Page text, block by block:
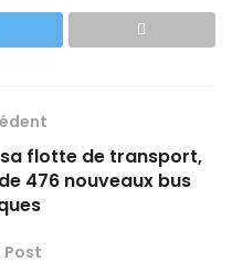
flotte de transport,
476 nouveaux bus
Post